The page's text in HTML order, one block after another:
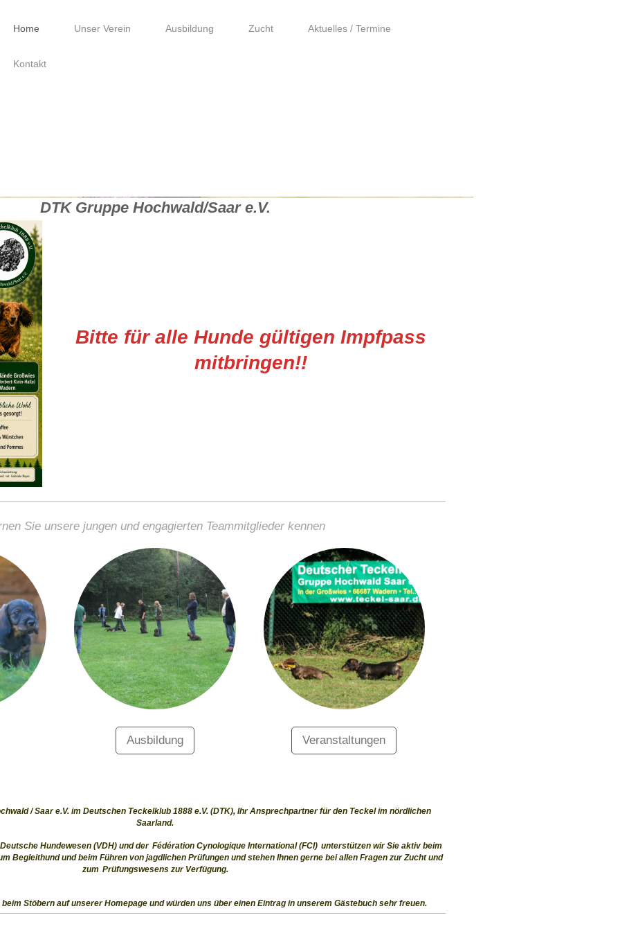
Home Unser Verein Ausbildung Zucht Aktuelles / Termine
Kontakt
DTK Gruppe Hochwald/Saar e.V.
DTK Gruppe Hochwald/Saar e.V.
Bitte für alle Hunde gültigen Impfpass
mitbringen!!
Sie unsere jungen und engagierten Teammitglieder kennen
Ausbildung Veranstaltungen
/ Saar e.V. im Deutschen Teckelklub 1888 e.V. (DTK), Ihr Ansprechpartner für den Teckel im nördlichen
Saarland.
Hundewesen (VDH) und der Fédération Cynologique International (FCI) unterstützen wir Sie aktiv beim
Begleithund und beim Führen von jagdlichen Prüfungen und stehen Ihnen gerne bei allen Fragen zur Zucht und
zum Prüfungswesens zur Verfügung.
Stöbern auf unserer Homepage und würden uns über einen Eintrag in unserem Gästebuch sehr freuen.